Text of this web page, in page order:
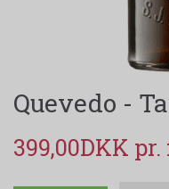
Quevedo -
399,00DKK